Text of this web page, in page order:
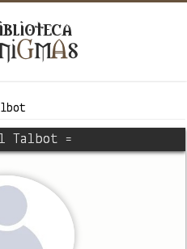
Talbot =